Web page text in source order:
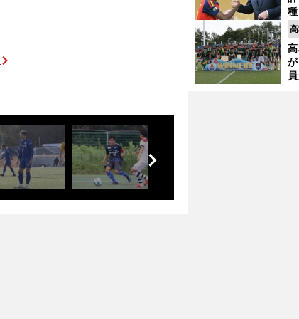
前
へ
直接対決は湘南に軍配